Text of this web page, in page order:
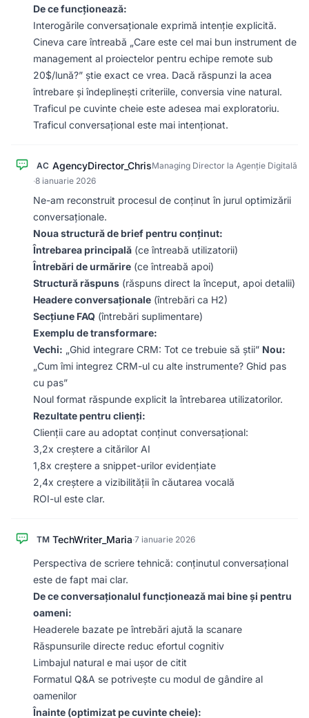
De ce funcționează:
Interogările conversaționale exprimă intenție explicită.
Cineva care întreabă „Care este cel mai bun instrument de
management al proiectelor pentru echipe remote sub
20$/lună?” știe exact ce vrea. Dacă răspunzi la acea
întrebare și îndeplinești criteriile, conversia vine natural.
Traficul pe cuvinte cheie este adesea mai exploratoriu.
Traficul conversațional este mai intenționat.
AC AgencyDirector_ChrisManaging Director la Agenție Digitală
·8 ianuarie 2026
Ne-am reconstruit procesul de conținut în jurul optimizării
conversaționale.
Noua structură de brief pentru conținut:
Întrebarea principală (ce întreabă utilizatorii)
Întrebări de urmărire (ce întreabă apoi)
Structură răspuns (răspuns direct la început, apoi detalii)
Headere conversaționale (întrebări ca H2)
Secțiune FAQ (întrebări suplimentare)
Exemplu de transformare:
Vechi: „Ghid integrare CRM: Tot ce trebuie să știi” Nou:
„Cum îmi integrez CRM-ul cu alte instrumente? Ghid pas
cu pas”
Noul format răspunde explicit la întrebarea utilizatorilor.
Rezultate pentru clienți:
Clienții care au adoptat conținut conversațional:
3,2x creștere a citărilor AI
1,8x creștere a snippet-urilor evidențiate
2,4x creștere a vizibilității în căutarea vocală
ROI-ul este clar.
TM TechWriter_Maria·7 ianuarie 2026
Perspectiva de scriere tehnică: conținutul conversațional
este de fapt mai clar.
De ce conversaționalul funcționează mai bine și pentru
oameni:
Headerele bazate pe întrebări ajută la scanare
Răspunsurile directe reduc efortul cognitiv
Limbajul natural e mai ușor de citit
Formatul Q&A se potrivește cu modul de gândire al
oamenilor
Înainte (optimizat pe cuvinte cheie):